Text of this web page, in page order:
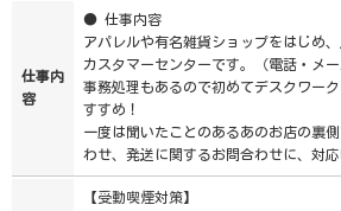
仕事内
容
● 仕事内容
アパレルや有名雑貨ショップをはじめ
カスタマーセンターです。（電話・メー
事務処理もあるので初めてデスクワー
すすめ！
一度は聞いたことのあるあのお店の裏
わせ、発送に関するお問合わせに、対応
【受動喫煙対策】